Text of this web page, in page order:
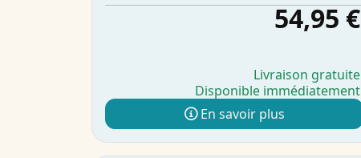
54,95 €
Livraison gratuite
Disponible immédiatement
En savoir plus